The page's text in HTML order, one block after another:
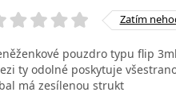
Zatím
pouzdro typu flip
ty odolné poskytuje
má zesílenou strukt